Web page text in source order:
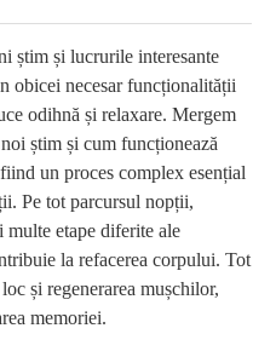
știm și lucrurile interesante
obicei necesar funcționalității
odihnă și relaxare. Mergem
știm și cum funcționează
un proces complex esențial
Pe tot parcursul nopții,
etape diferite ale
la refacerea corpului. Tot
și regenerarea mușchilor,
memoriei.